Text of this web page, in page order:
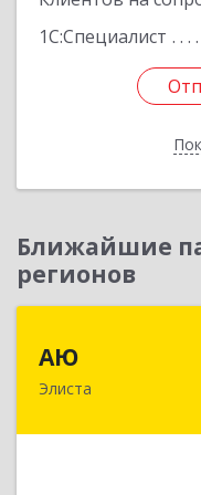
1С:Специалист
Ближайшие
регионов
АЮ
Элиста
358009,